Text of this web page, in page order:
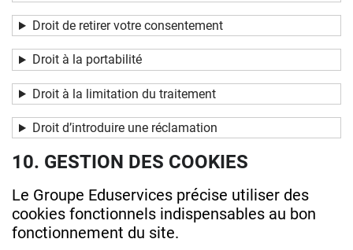
Droit de retirer votre consentement
Droit à la portabilité
Droit à la limitation du traitement
Droit d’introduire une réclamation
10. GESTION DES COOKIES
Le Groupe Eduservices précise utiliser des
cookies fonctionnels indispensables au bon
fonctionnement du site.